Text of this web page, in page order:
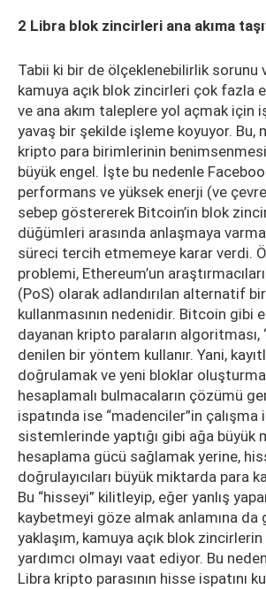
2 Libra blok zincirleri ana akıma
Tabii ki bir de ölçeklenebilirlik sorunu
kamuya açık blok zincirleri çok fazla
ve ana akım taleplere yol açmak için
yavaş bir şekilde işleme koyuyor. Bu,
kripto para birimlerinin
büyük engel. İşte bu nedenle
performans ve yüksek enerji (ve
sebep göstererek Bitcoin’in blok zincir
düğümleri arasında anlaşmaya
süreci tercih etmemeye karar verdi.
problemi, Ethereum’un
(PoS) olarak adlandırılan alternatif
kullanmasının nedenidir. Bitcoin gibi
dayanan kripto paraların algoritması,
denilen bir yöntem kullanır. Yani,
doğrulamak ve yeni bloklar
hesaplamalı bulmacaların çözümü
ispatında ise “madenciler”in çalışma
sistemlerinde yaptığı gibi ağa büyük
hesaplama gücü sağlamak yerine,
doğrulayıcıları büyük miktarda para
Bu “hisseyi” kilitleyip, eğer yanlış
kaybetmeyi göze almak anlamına da
yaklaşım, kamuya açık blok
yardımcı olmayı vaat ediyor. Bu
Libra kripto parasının hisse ispatını